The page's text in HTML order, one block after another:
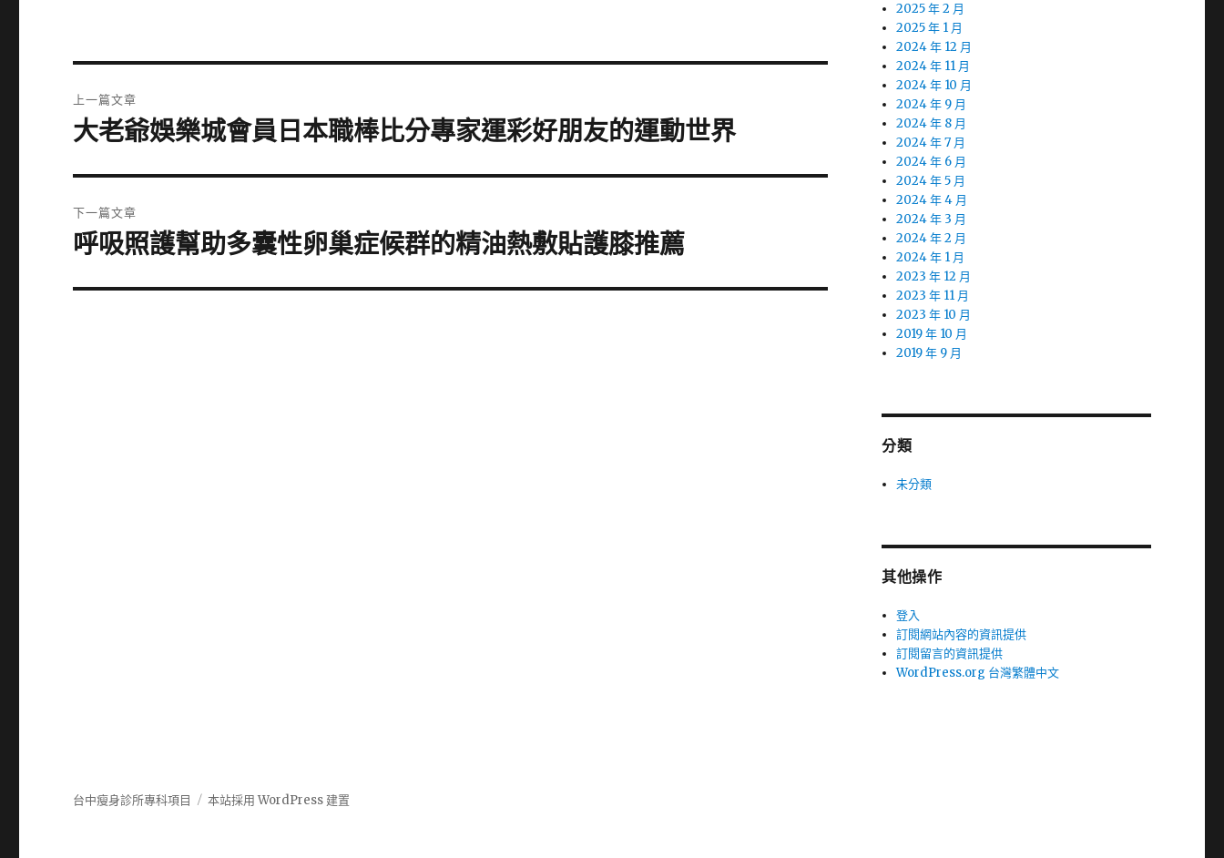
章
上一篇文章
上
篇
文
章:
大老爺娛樂城會員日本職棒比分專家運彩好朋友的運動世界
下一篇文章
下
篇
呼吸照護幫助多囊性卵巢症候群的精油熱敷貼護膝推薦
2025 年 2 月
2025 年 1 月
2024 年 12 月
2024 年 11 月
2024 年 10 月
2024 年 9 月
2024 年 8 月
2024 年 7 月
2024 年 6 月
2024 年 5 月
2024 年 4 月
2024 年 3 月
2024 年 2 月
2024 年 1 月
2023 年 12 月
2023 年 11 月
2023 年 10 月
2019 年 10 月
2019 年 9 月
分類
未分類
其他操作
登入
訂閱網站內容的資訊提供
訂閱留言的資訊提供
WordPress.org 台灣繁體中文
台中瘦身診所專科項目 本站採用 WordPress 建置